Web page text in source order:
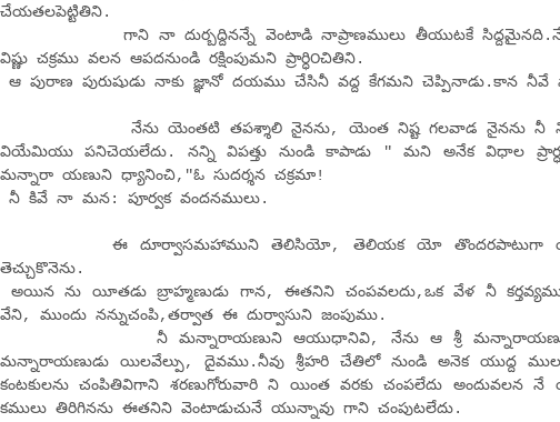
చేయతలపెట్టితిని.
గాని నా దుర్బద్దినన్నే వెంటాడి నాప్రాణములు తీయుటకే సిద్దమైనది.నేను
విష్ణు చక్రము వలన ఆపదనుండి రక్షింపుమని ప్రార్ధి౦చితిని.
ఆ పురాణ పురుషుడు నాకు జ్ఞానో దయము చేసినీ వద్ద కేగమని చెప్పినాడు.కాన నీవే
నేను యెంతటి తపశ్శాలి నైనను, యెంత నిష్ట గలవాడ నైనను నీ
వియేమియు పనిచెయలేదు. నన్ని విపత్తు నుండి కాపాడు " మని అనేక విధాల
మన్నారా యణుని ధ్యానించి,"ఓ సుదర్శన చక్రమా!
నీ కివే నా మన: పూర్వక వందనములు.
ఈ దూర్వాసమహాముని తెలిసియో, తెలియక యో తొందరపాటుగా యీ
తెచ్చుకొనెను.
అయిన ను యీతడు బ్రాహ్మణుడు గాన, ఈతనిని చంపవలదు,ఒక వేళ నీ
వేని, ముందు నన్నుచంపి,తర్వాత ఈ దుర్వాసుని జంపుము.
నీ మన్నారాయణుని ఆయుధానివి, నేను ఆ శ్రీ మన్నారాయణుని
మన్నారాయణుడు యిలవేల్పు, దైవము.నీవు శ్రీహరి చేతిలో నుండి అనెక యుద్ద
కంటకులను చంపితివిగాని శరణుగోరువారి ని యింత వరకు చంపలేదు అందువలన నే
కములు తిరిగినను ఈతనిని వెంటాడుచునే యున్నావు గాని చంపుటలేదు.